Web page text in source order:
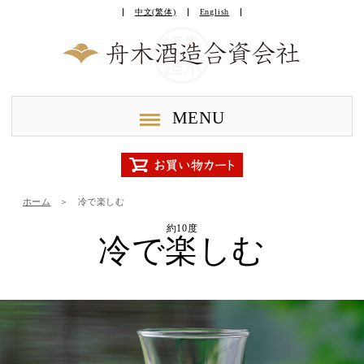
中文(繁体) English
MENU
ホーム ＞ 冷で楽しむ
約10度
冷で楽しむ